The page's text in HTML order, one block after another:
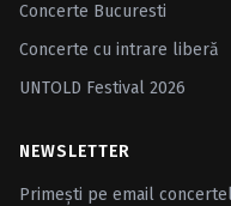
Concerte Bucuresti
Concerte cu intrare liberă
UNTOLD Festival 2026
NEWSLETTER
Primești pe email